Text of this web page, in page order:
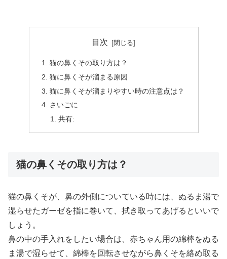
目次
猫の鼻くその取り方は？
猫に鼻くそが溜まる原因
猫に鼻くそが溜まりやすい時の注意点は？
さいごに
共有:
猫の鼻くその取り方は？
猫の鼻くそが、鼻の外側についている時には、ぬるま湯で
湿らせたガーゼを指に巻いて、拭き取ってあげるといいで
しょう。
鼻の中の手入れをしたい場合は、赤ちゃん用の綿棒をぬる
ま湯で湿らせて、綿棒を回転させながら鼻くそを絡め取る